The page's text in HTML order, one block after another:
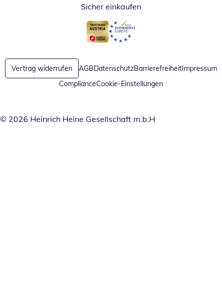
Sicher einkaufen
Öffnet in neuem Fenster
Öffnet in neuem Fenster
Vertrag widerrufen AGBDatenschutzBarrierefreiheitImpressum
ComplianceCookie-Einstellungen
© 2026 Heinrich Heine Gesellschaft m.b.H